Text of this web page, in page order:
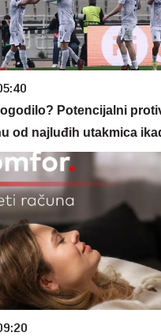
Potencijalni
od najluđih utakmica